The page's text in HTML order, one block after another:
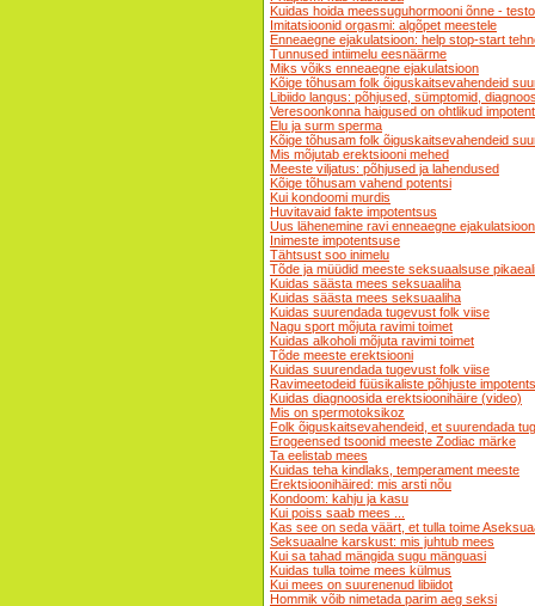
Kuidas hoida meessuguhormooni õnne -
Imitatsioonid orgasmi: algõpet meestele
Enneaegne ejakulatsioon: help stop-start
Tunnused intiimelu eesnäärme
Miks võiks enneaegne ejakulatsioon
Kõige tõhusam folk õiguskaitsevahendeid
Libiido langus: põhjused, sümptomid,
Veresoonkonna haigused on ohtlikud
Elu ja surm sperma
Kõige tõhusam folk õiguskaitsevahendeid
Mis mõjutab erektsiooni mehed
Meeste viljatus: põhjused ja lahendused
Kõige tõhusam vahend potentsi
Kui kondoomi murdis
Huvitavaid fakte impotentsus
Uus lähenemine ravi enneaegne ejakulatsioon
Inimeste impotentsuse
Tähtsust soo inimelu
Tõde ja müüdid meeste seksuaalsuse
Kuidas säästa mees seksuaaliha
Kuidas säästa mees seksuaaliha
Kuidas suurendada tugevust folk viise
Nagu sport mõjuta ravimi toimet
Kuidas alkoholi mõjuta ravimi toimet
Tõde meeste erektsiooni
Kuidas suurendada tugevust folk viise
Ravimeetodeid füüsikaliste põhjuste
Kuidas diagnoosida erektsioonihäire (video)
Mis on spermotoksikoz
Folk õiguskaitsevahendeid, et suurendada
Erogeensed tsoonid meeste Zodiac märke
Ta eelistab mees
Kuidas teha kindlaks, temperament meeste
Erektsioonihäired: mis arsti nõu
Kondoom: kahju ja kasu
Kui poiss saab mees ...
Kas see on seda väärt, et tulla toime
Seksuaalne karskust: mis juhtub mees
Kui sa tahad mängida sugu mänguasi
Kuidas tulla toime mees külmus
Kui mees on suurenenud libiidot
Hommik võib nimetada parim aeg seksi